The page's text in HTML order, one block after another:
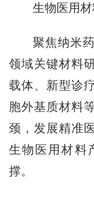
生物医用
聚焦纳米
领域关键材料
载体、新型诊
胞外基质材料
颈，发展精准
生物医用材料
撑。